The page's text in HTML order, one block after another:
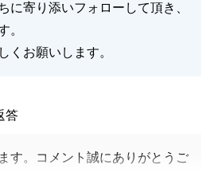
に寄り添いフォローして頂き、
。
くお願いします。
答
す。コメント誠にありがとうご